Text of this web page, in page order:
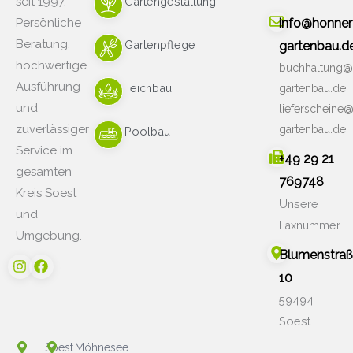
Persönliche
Beratung,
hochwertige
Ausführung
und
zuverlässiger
Service im
gesamten
Kreis Soest
und
Umgebung.
Soest Möhnesee
Gartenpflege
Teichbau
Poolbau
gartenbau.de
gartenbau.de
+49 29 21
769748
Unsere
Faxnummer
10
59494
Soest